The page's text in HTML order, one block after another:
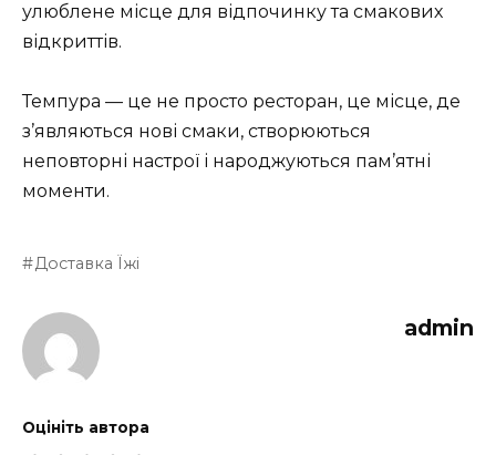
улюблене місце для відпочинку та смакових
відкриттів.
Темпура — це не просто ресторан, це місце, де
з’являються нові смаки, створюються
неповторні настрої і народжуються пам’ятні
моменти.
Доставка Їжі
admin
Оцініть автора